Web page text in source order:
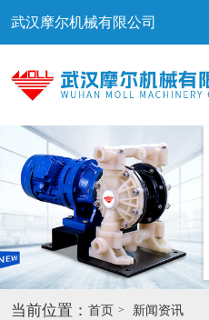
武汉摩尔机械有限公司
当前位置： 首页 新闻资讯